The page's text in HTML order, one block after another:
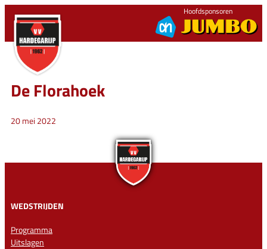
naar
inhoud
Hoofdsponsoren
De Florahoek
20 mei 2022
WEDSTRIJDEN
Programma
Uitslagen